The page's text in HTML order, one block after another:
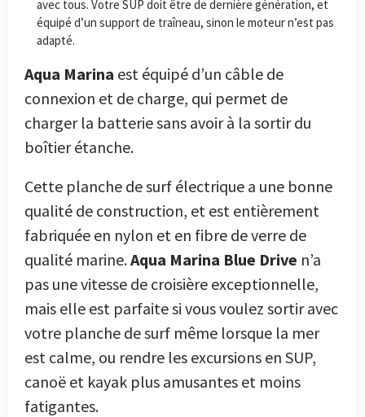
avec tous. Votre SUP doit être de dernière génération, et
équipé d’un support de traîneau, sinon le moteur n’est pas
adapté.
Aqua Marina est équipé d’un câble de
connexion et de charge, qui permet de
charger la batterie sans avoir à la sortir du
boîtier étanche.
Cette planche de surf électrique a une bonne
qualité de construction, et est entièrement
fabriquée en nylon et en fibre de verre de
qualité marine.Aqua Marina Blue Drive n’a
pas une vitesse de croisière exceptionnelle,
mais elle est parfaite si vous voulez sortir avec
votre planche de surf même lorsque la mer
est calme, ou rendre les excursions en SUP,
canoë et kayak plus amusantes et moins
fatigantes.